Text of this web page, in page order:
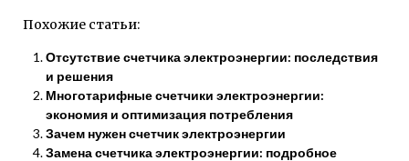
Похожие статьи:
Отсутствие счетчика электроэнергии: последствия
и решения
Многотарифные счетчики электроэнергии:
экономия и оптимизация потребления
Зачем нужен счетчик электроэнергии
Замена счетчика электроэнергии: подробное